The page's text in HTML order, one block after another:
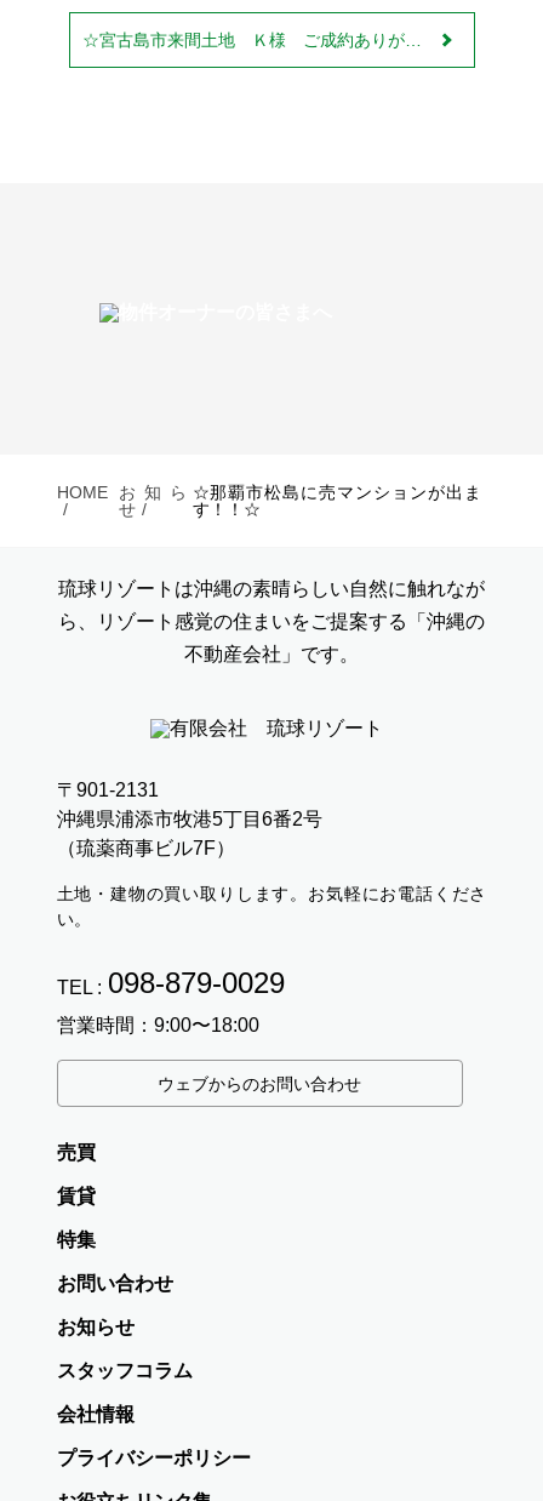
☆宮古島市来間土地 Ｋ様 ご成約ありがとうございました！！☆
HOME
お知ら
せ
☆那覇市松島に売マンションが出ま
す！！☆
琉球リゾートは沖縄の素晴らしい自然に触れなが
ら、リゾート感覚の住まいをご提案する「沖縄の
不動産会社」です。
〒901-2131
沖縄県浦添市牧港5丁目6番2号
（琉薬商事ビル7F）
土地・建物の買い取りします。お気軽にお電話くださ
い。
TEL : 098-879-0029
営業時間：9:00〜18:00
ウェブからのお問い合わせ
売買
賃貸
特集
お問い合わせ
お知らせ
スタッフコラム
会社情報
プライバシーポリシー